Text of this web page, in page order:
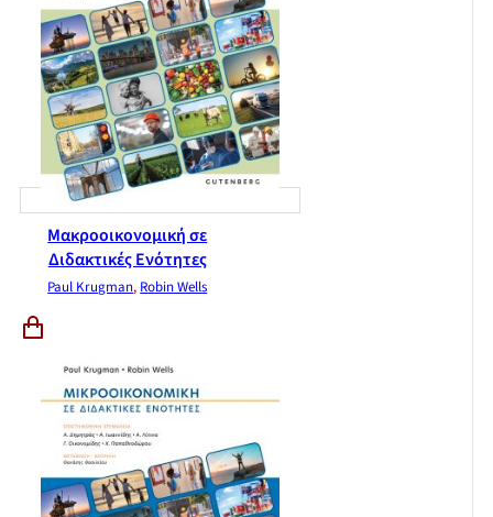
Μακροοικονομική σε
Διδακτικές Ενότητες
Paul Krugman, Robin Wells